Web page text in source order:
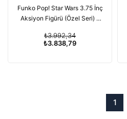
Funko Pop! Star Wars 3.75 İnç
Aksiyon Figürü (Özel Seri) -
₺3.838,79
₺3.992,34
1